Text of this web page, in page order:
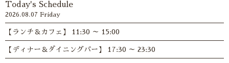
Today's Schedule
2026.08.07 Friday
【ランチ＆カフェ】 11:30 ～ 15:00
【ディナー＆ダイニングバー】 17:30 ～ 23:30